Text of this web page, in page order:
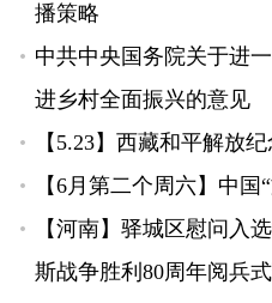
播策略
中共中央国务院关于进
进乡村全面振兴的意见
【5.23】西藏和平解放纪
【6月第二个周六】中
【河南】驿城区慰问入
斯战争胜利80周年阅兵